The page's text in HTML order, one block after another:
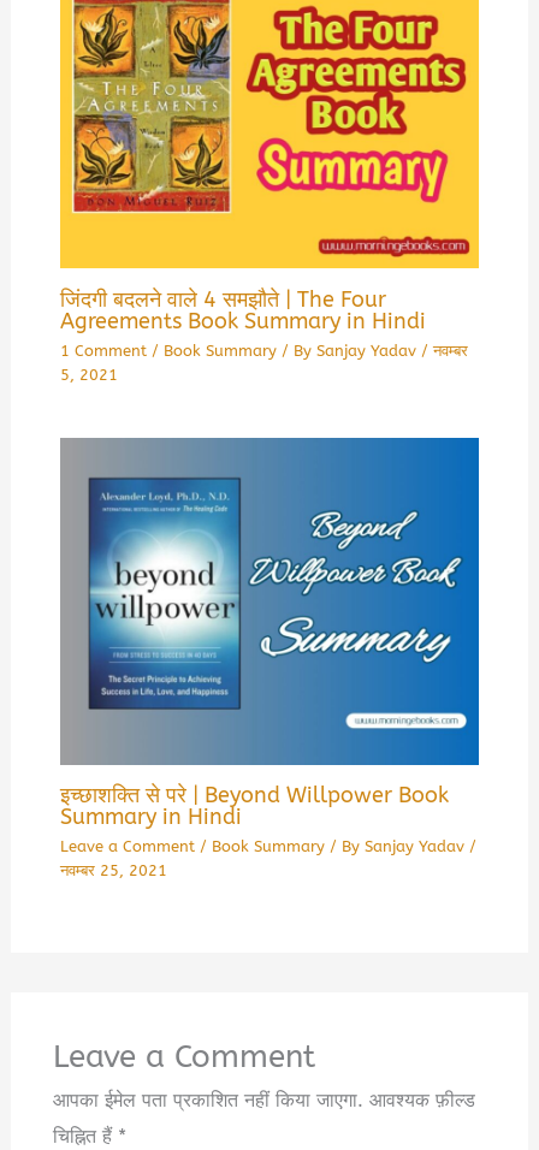
जिंदगी बदलने वाले 4 समझौते | The Four
Agreements Book Summary in Hindi
1 Comment / Book Summary/ By Sanjay Yadav /नवम्बर
5, 2021
इच्छाशक्ति से परे | Beyond Willpower Book
Summary in Hindi
Leave a Comment / Book Summary/ By Sanjay Yadav /
नवम्बर 25, 2021
Leave a Comment
आपका ईमेल पता प्रकाशित नहीं किया जाएगा. आवश्यक फ़ील्ड
चिह्नित हैं *